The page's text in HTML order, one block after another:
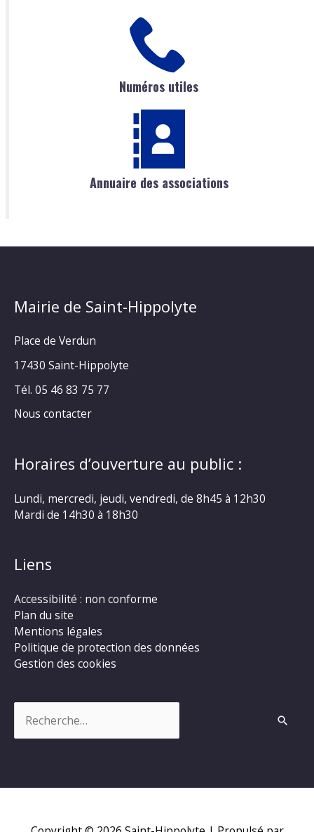
Numéros utiles
Annuaire des associations
Mairie de Saint-Hippolyte
Place de Verdun
17430 Saint-Hippolyte
Tél. 05 46 83 75 77
Nous contacter
Horaires d’ouverture au public :
Lundi, mercredi, jeudi, vendredi, de 8h45 à 12h30
Mardi de 14h30 à 18h30
Liens
Accessibilité : non conforme
Plan du site
Mentions légales
Politique de protection des données
Gestion des cookies